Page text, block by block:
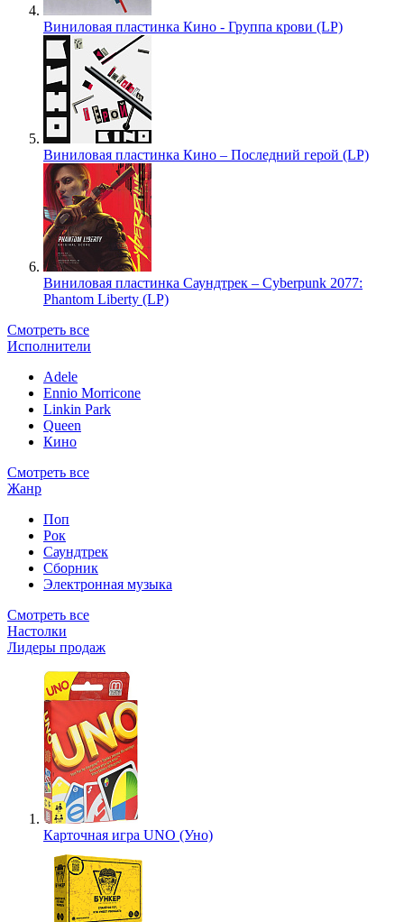
Виниловая пластинка Кино - Группа крови (LP)
Виниловая пластинка Кино – Последний герой (LP)
Виниловая пластинка Саундтрек – Cyberpunk 2077:
Phantom Liberty (LP)
Смотреть все
Исполнители
Adele
Ennio Morricone
Linkin Park
Queen
Кино
Смотреть все
Жанр
Поп
Рок
Саундтрек
Сборник
Электронная музыка
Смотреть все
Настолки
Лидеры продаж
Карточная игра UNO (Уно)